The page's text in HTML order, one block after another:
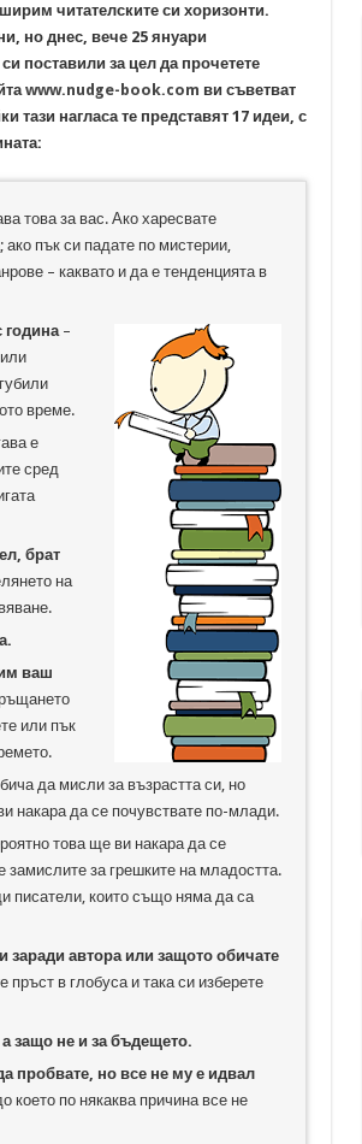
читателските си хоризонти.
но днес, вече 25 януари
поставили за цел да прочетете
www.nudge-book.com ви съветват
тази нагласа те представят 17 идеи, с
това за вас. Ако харесвате
пък си падате по мистерии,
– каквато и да е тенденцията в
година–
време.
е
сред
брат
на
ваш
или пък
да мисли за възрастта си, но
накара да се почувствате по-млади.
това ще ви накара да се
замислите за грешките на младостта.
писатели, които също няма да са
заради автора или защото обичате
в глобуса и така си изберете
а защо не и за бъдещето.
пробвате, но все не му е идвал
което по някаква причина все не